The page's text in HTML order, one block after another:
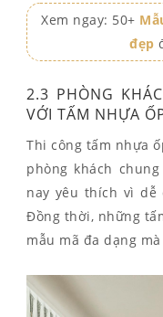
Xem ngay: 50+
đẹp
2.3 PHÒNG
VỚI TẤM NHỰA
Thi công tấm nhựa
phòng khách
nay yêu thích vì
Đồng thời, những
mẫu mã đa dạng